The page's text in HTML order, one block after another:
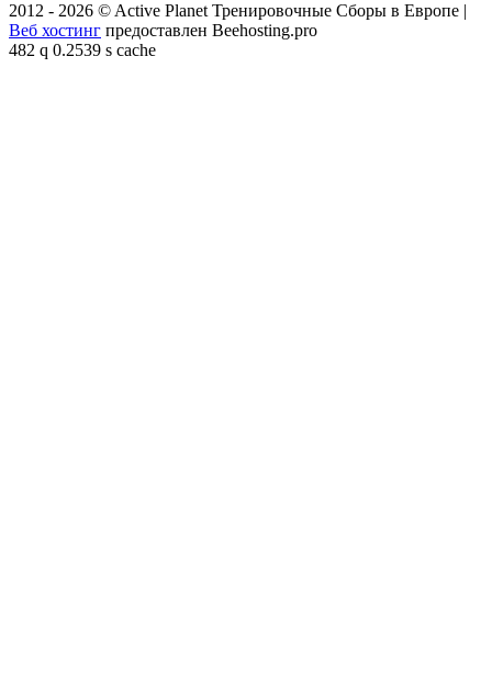
2012 - 2026 © Active Planet Тренировочные Сборы в Европе |
Веб хостинг предоставлен Beehosting.pro
482 q 0.2539 s cache